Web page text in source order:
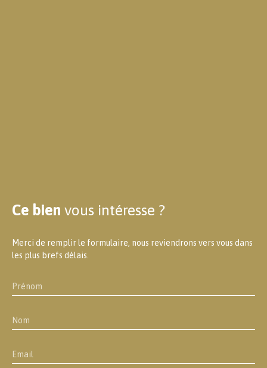
Ce bien vous intéresse ?
Merci de remplir le formulaire, nous reviendrons vers vous dans
les plus brefs délais.
Prénom
Nom
Email